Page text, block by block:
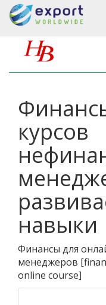
курсов
навыки
Финансы для
менеджеров [
online course]